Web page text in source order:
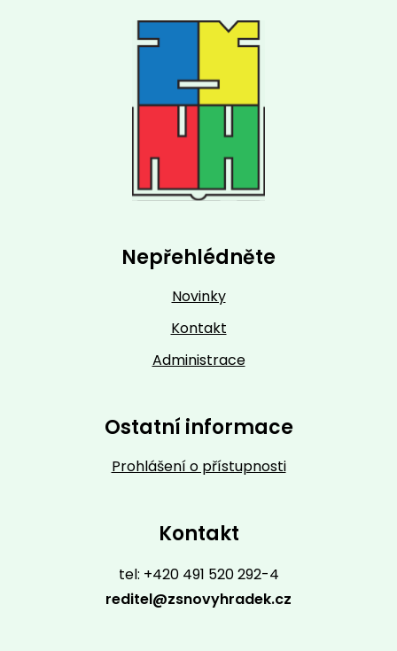
Nepřehlédněte
Novinky
Kontakt
Administrace
Ostatní informace
Prohlášení o přístupnosti
Kontakt
tel: +420 491 520 292-4
reditel@zsnovyhradek.cz